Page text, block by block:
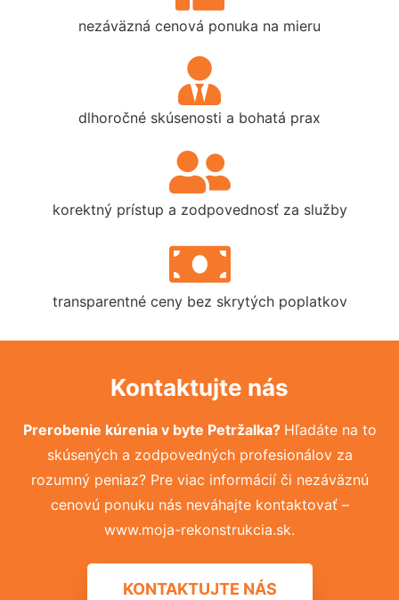
nezáväzná cenová ponuka na mieru
dlhoročné skúsenosti a bohatá prax
korektný prístup a zodpovednosť za služby
transparentné ceny bez skrytých poplatkov
Kontaktujte nás
Prerobenie kúrenia v byte Petržalka? Hľadáte na to
skúsených a zodpovedných profesionálov za
rozumný peniaz? Pre viac informácií či nezáväznú
cenovú ponuku nás neváhajte kontaktovať –
www.moja-rekonstrukcia.sk.
KONTAKTUJTE NÁS